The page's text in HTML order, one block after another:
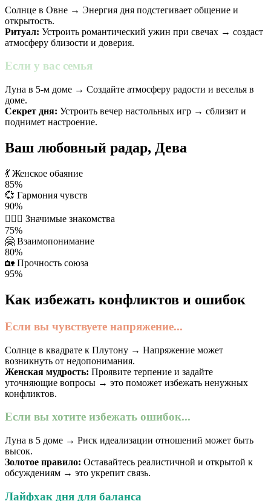
Солнце в Овне → Энергия дня подстегивает общение и
открытость.
Ритуал: Устроить романтический ужин при свечах → создаст
атмосферу близости и доверия.
Если у вас семья
Луна в 5-м доме → Создайте атмосферу радости и веселья в
доме.
Секрет дня: Устроить вечер настольных игр → сблизит и
поднимет настроение.
Ваш любовный радар, Дева
💃 Женское обаяние
85%
💞 Гармония чувств
90%
👩‍❤️‍👨 Значимые знакомства
75%
🤗 Взаимопонимание
80%
🏡 Прочность союза
95%
Как избежать конфликтов и ошибок
Если вы чувствуете напряжение...
Солнце в квадрате к Плутону → Напряжение может
возникнуть от недопонимания.
Женская мудрость: Проявите терпение и задайте
уточняющие вопросы → это поможет избежать ненужных
конфликтов.
Если вы хотите избежать ошибок...
Луна в 5 доме → Риск идеализации отношений может быть
высок.
Золотое правило: Оставайтесь реалистичной и открытой к
обсуждениям → это укрепит связь.
Лайфхак дня для баланса